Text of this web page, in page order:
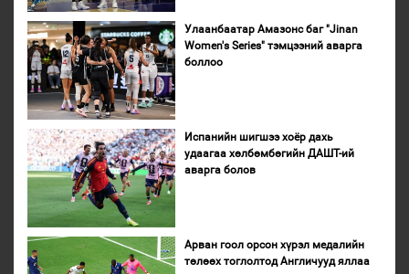
Улаанбаатар Амазонс баг "Jinan
Women's Series" тэмцээний аварга
боллоо
Испанийн шигшээ хоёр дахь
удаагаа хөлбөмбөгийн ДАШТ-ий
аварга болов
Арван гоол орсон хүрэл медалийн
төлөөх тоглолтод Англичууд яллаа